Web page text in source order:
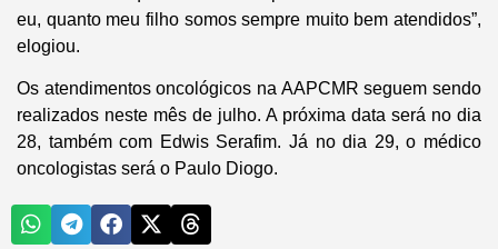
eu, quanto meu filho somos sempre muito bem atendidos”,
elogiou.
Os atendimentos oncológicos na AAPCMR seguem sendo
realizados neste mês de julho. A próxima data será no dia
28, também com Edwis Serafim. Já no dia 29, o médico
oncologistas será o Paulo Diogo.